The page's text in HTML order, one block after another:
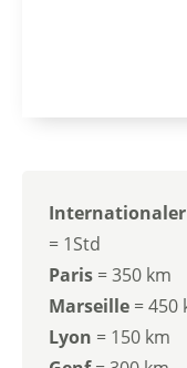
Internationaler
= 1Std
Paris = 350 km
Marseille = 450
Lyon = 150 km